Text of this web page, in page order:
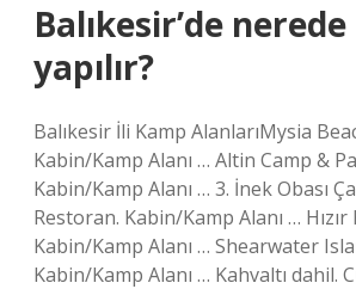
Balıkesir’de
yapılır?
Balıkesir İli Kamp AlanlarıMysia
Kabin/Kamp Alanı … Altin Camp &
Kabin/Kamp Alanı … 3. İnek Obası
Restoran. Kabin/Kamp Alanı … Hızır
Kabin/Kamp Alanı … Shearwater
Kabin/Kamp Alanı … Kahvaltı dahil.